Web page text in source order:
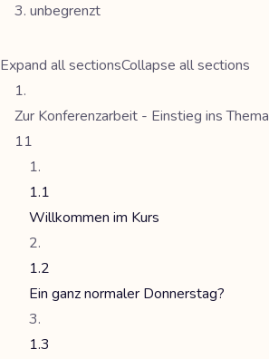
unbegrenzt
Expand all sectionsCollapse all sections
Zur Konferenzarbeit - Einstieg ins Thema
11
1.1
Willkommen im Kurs
1.2
Ein ganz normaler Donnerstag?
1.3